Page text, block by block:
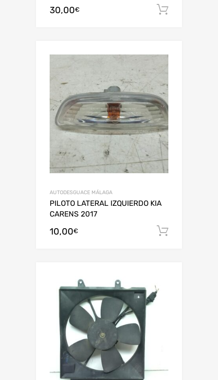
30,00€
AUTODESGUACE MÁLAGA
PILOTO LATERAL IZQUIERDO KIA
CARENS 2017
10,00€